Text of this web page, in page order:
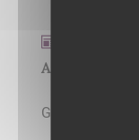
ASSISTANTS
Givry 07 60 90